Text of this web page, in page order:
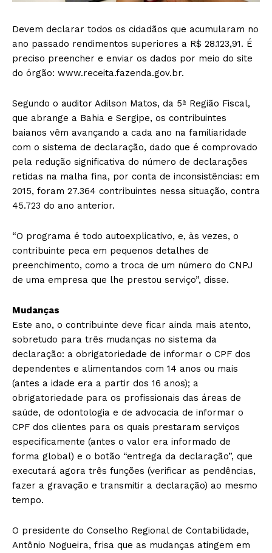
Devem declarar todos os cidadãos que acumularam no
ano passado rendimentos superiores a R$ 28.123,91. É
preciso preencher e enviar os dados por meio do site
do órgão: www.receita.fazenda.gov.br.
Segundo o auditor Adilson Matos, da 5ª Região Fiscal,
que abrange a Bahia e Sergipe, os contribuintes
baianos vêm avançando a cada ano na familiaridade
com o sistema de declaração, dado que é comprovado
pela redução significativa do número de declarações
retidas na malha fina, por conta de inconsistências: em
2015, foram 27.364 contribuintes nessa situação, contra
45.723 do ano anterior.
“O programa é todo autoexplicativo, e, às vezes, o
contribuinte peca em pequenos detalhes de
preenchimento, como a troca de um número do CNPJ
de uma empresa que lhe prestou serviço”, disse.
Mudanças
Este ano, o contribuinte deve ficar ainda mais atento,
sobretudo para três mudanças no sistema da
declaração: a obrigatoriedade de informar o CPF dos
dependentes e alimentandos com 14 anos ou mais
(antes a idade era a partir dos 16 anos); a
obrigatoriedade para os profissionais das áreas de
saúde, de odontologia e de advocacia de informar o
CPF dos clientes para os quais prestaram serviços
especificamente (antes o valor era informado de
forma global) e o botão “entrega da declaração”, que
executará agora três funções (verificar as pendências,
fazer a gravação e transmitir a declaração) ao mesmo
tempo.
O presidente do Conselho Regional de Contabilidade,
Antônio Nogueira, frisa que as mudanças atingem em